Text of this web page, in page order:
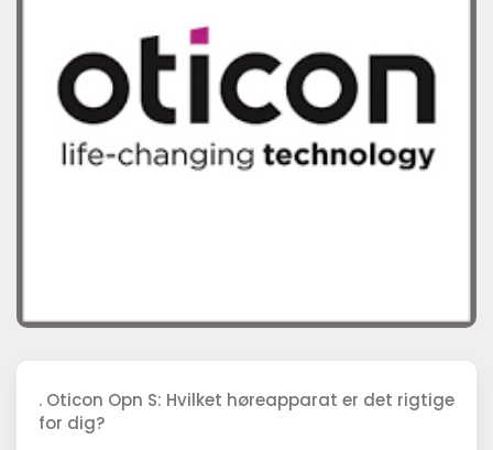
. Oticon Opn S: Hvilket høreapparat er det rigtige
for dig?